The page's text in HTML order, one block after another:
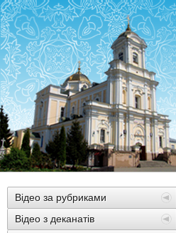
Відео за рубриками
Відео з деканатів